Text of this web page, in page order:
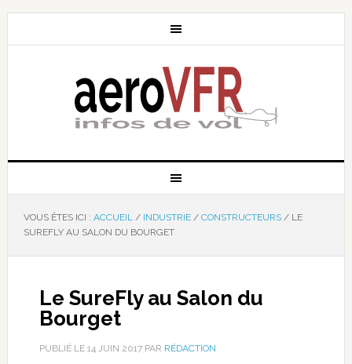
VOUS ÊTES ICI : ACCUEIL / INDUSTRIE / CONSTRUCTEURS /LE
SUREFLY AU SALON DU BOURGET
Le SureFly au Salon du
Bourget
PUBLIÉ LE 14 JUIN 2017PAR RÉDACTION